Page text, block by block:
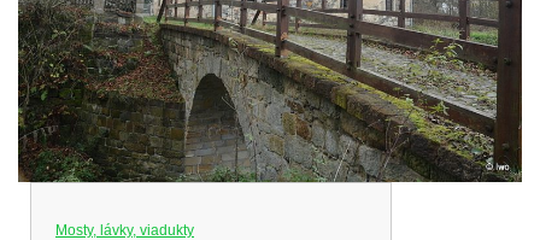
Mosty, lávky, viadukty